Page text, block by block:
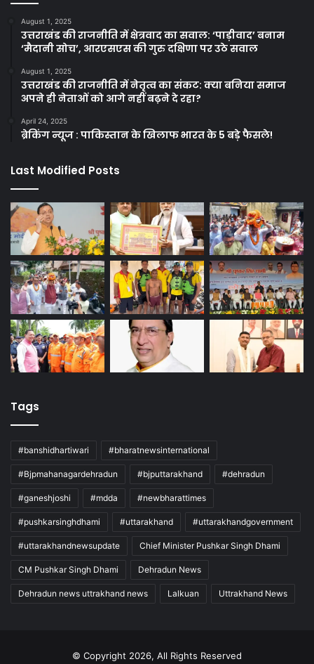
August 1, 2025
उत्तराखंड की राजनीति में क्षेत्रवाद का सवाल: ‘पाड़ीवाद’ बनाम
‘मैदानी सोच’, आरएसएस की गुरु दक्षिणा पर उठे सवाल
August 1, 2025
उत्तराखंड की राजनीति में नेतृत्व का संकट: क्या बनिया समाज
अपने ही नेताओं को आगे नहीं बढ़ने दे रहा?
April 24, 2025
ब्रेकिंग न्यूज : पाकिस्तान के खिलाफ भारत के 5 बड़े फैसले!
Last Modified Posts
Tags
#banshidhartiwari #bharatnewsinternational
#Bjpmahanagardehradun #bjputtarakhand #dehradun
#ganeshjoshi #mdda #newbharattimes
#pushkarsinghdhami #uttarakhand #uttarakhandgovernment
#uttarakhandnewsupdate Chief Minister Pushkar Singh Dhami
CM Pushkar Singh Dhami Dehradun News
Dehradun news uttrakhand news Lalkuan Uttrakhand News
© Copyright 2026, All Rights Reserved